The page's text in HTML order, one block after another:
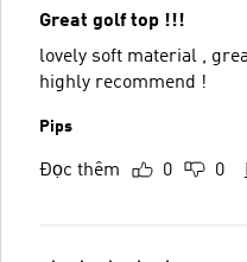
Great golf top !!!
lovely soft material ,
highly recommend !
Pips
Đọc thêm 0 0